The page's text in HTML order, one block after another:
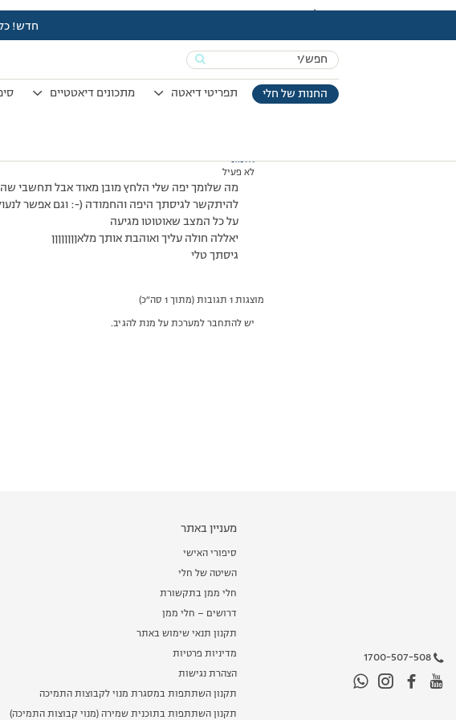
חדש! כל
Search
for:החנות של חלי תפריטי דיאטה מתכונים דיאטטיים
עמוד הבית>דיונים>פורום>טל יפתי
מוצגות 1 תגובות (מתוך 1 סה״כ)
02/01/2008 בשעה 9:35
#37349
אלמוני
לא פעיל
מה שלומך יפה שלי הלחץ מובן מאוד אבל תחשבי
להיתקשר לגיסתך היפה והחמודה (-: וגם אפשר
על כל המצב שאוטוטו מגיעה
יאללה חולה עליך ואוהבת אותך מלאןןןןןןןן
גיסתך טלי
מוצגות 1 תגובות (מתוך 1 סה״כ)
יש להתחבר למערכת על מנת להגיב.
1700-507-508
מעניין באתר
סיפורי האישי
השיטה של חלי
חלי ממן בתקשורת
דרושים – חלי ממן
תקנון תנאי שימוש באתר
מדיניות פרטיות
הצהרת נגישות
תקנון השתתפות במסגרת מנוי לקבוצות התמיכה
תקנון השתתפות בתוכנית שמירה (מנוי קבוצות התמיכה)